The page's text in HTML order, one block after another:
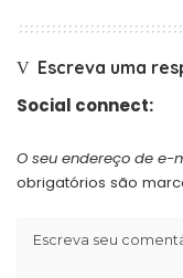
Escreva uma
Social connect:
O seu endereço de e-
obrigatórios são